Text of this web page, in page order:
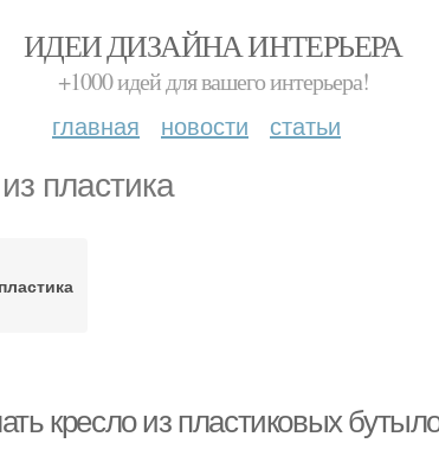
ИДЕИ ДИЗАЙНА ИНТЕРЬЕРА
+1000 идей для вашего интерьера!
главная новости статьи
пластика
кресло из пластиковых